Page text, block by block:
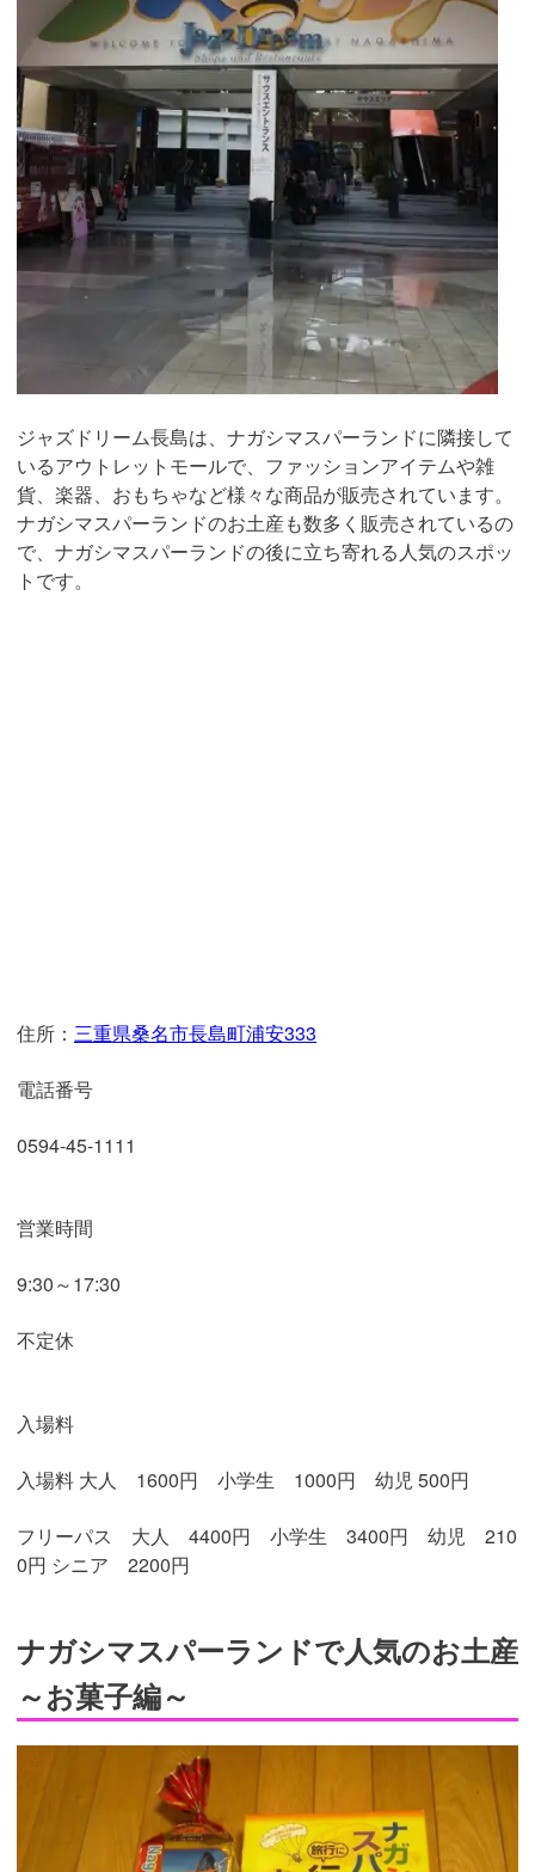
ジャズドリーム長島は、ナガシマスパーランドに隣接して
いるアウトレットモールで、ファッションアイテムや雑
貨、楽器、おもちゃなど様々な商品が販売されています。
ナガシマスパーランドのお土産も数多く販売されているの
で、ナガシマスパーランドの後に立ち寄れる人気のスポッ
トです。
住所： 三重県桑名市長島町浦安333
電話番号
0594-45-1111
営業時間
9:30～17:30
不定休
入場料
入場料 大人 1600円 小学生 1000円 幼児 500円
フリーパス 大人 4400円 小学生 3400円 幼児 210
0円 シニア 2200円
ナガシマスパーランドで人気のお土産
～お菓子編～